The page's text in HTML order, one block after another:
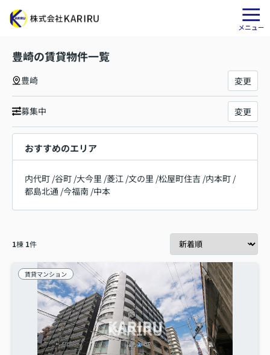
豊崎の賃貸物件一覧
豊崎 変更
募集中 変更
おすすめのエリア
内代町 /谷町 /大今里 /菱江 /文の里 /松屋町住吉 /内本町 /
都島北通 /今福南 /中本
1棟 1件
賃貸マンション